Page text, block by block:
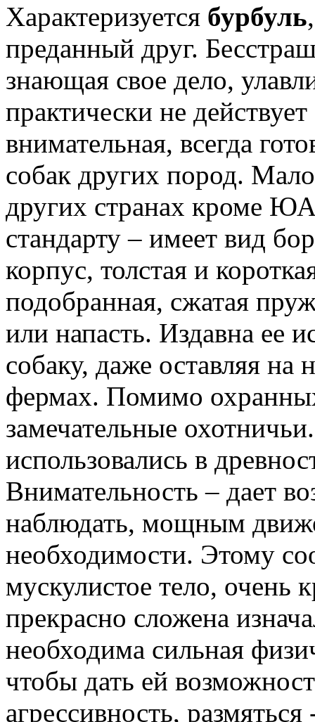
Характеризуется бурбуль
преданный друг.
знающая свое дело,
практически не
внимательная, всегда
собак других пород.
других странах кроме
стандарту – имеет вид
корпус, толстая и
подобранная, сжатая
или напасть. Издавна ее
собаку, даже оставляя на
фермах. Помимо
замечательные
использовались в
Внимательность – дает
наблюдать, мощным
необходимости. Этому
мускулистое тело,
прекрасно сложена
необходима сильная
чтобы дать ей
агрессивность,